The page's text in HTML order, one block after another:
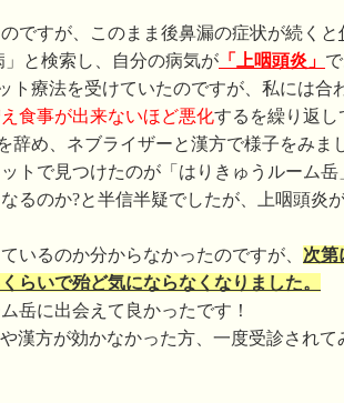
ですが、このまま後鼻漏の症状が続くと
と検索し、自分の病気が 「上咽頭炎」
ト療法を受けていたのですが、私には合
食事が出来ないほど悪化するを繰り返
辞め、ネブライザーと漢方で様子をみま
トで見つけたのが「はりきゅうルーム岳
るのか?と半信半疑でしたが、上咽頭炎
いるのか分からなかったのですが、 次第
らいで殆ど気にならなくなりました。
岳に出会えて良かったです！
漢方が効かなかった方、一度受診され